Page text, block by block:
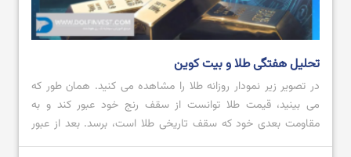
تحلیل هفتگی طلا و بیت کوین
در تصویر زیر نمودار روزانه طلا را مشاهده می کنید. همان طور که
می بینید، قیمت طلا توانست از سقف رنج خود عبور کند و به
مقاومت بعدی خود که سقف تاریخی طلا است، برسد. بعد از عبور
قیمت از محدوده مقاومتی 2728.80 تا 2711.57 با کندل صعودی